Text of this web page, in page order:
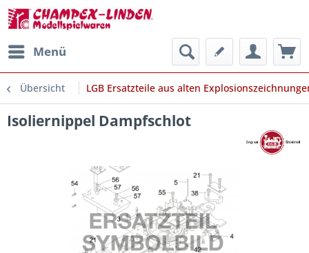
Menü
Übersicht LGB Ersatzteile aus alten
Isoliernippel Dampfschlot